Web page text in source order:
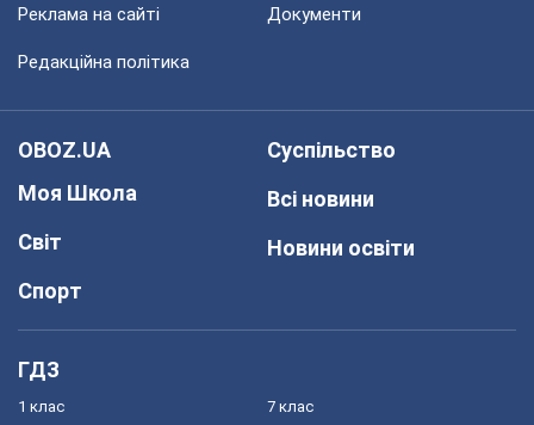
Реклама на сайті Документи
Редакційна політика
OBOZ.UA
Моя Школа
Світ
Спорт
Суспільство
Всі новини
Новини освіти
ГДЗ
1 клас 7 клас